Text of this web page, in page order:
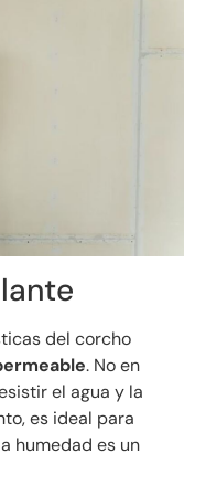
del corcho
. No en
el agua y la
es ideal para
humedad es un